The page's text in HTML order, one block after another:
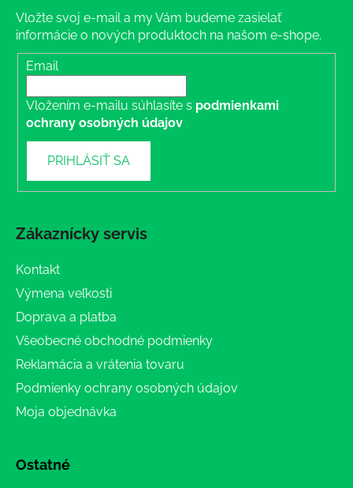
Vložte svoj e-mail a my Vám budeme zasielať
informácie o nových produktoch na našom e-shope.
Email
Vložením e-mailu súhlasíte s podmienkami
ochrany osobných údajov
PRIHLÁSIŤ SA
Zákaznícky servis
Kontakt
Výmena veľkosti
Doprava a platba
Všeobecné obchodné podmienky
Reklamácia a vrátenia tovaru
Podmienky ochrany osobných údajov
Moja objednávka
Ostatné